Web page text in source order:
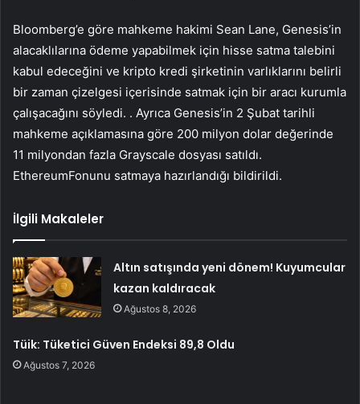
Bloomberg’e göre mahkeme hakimi Sean Lane, Genesis’in
alacaklılarına ödeme yapabilmek için hisse satma talebini
kabul edeceğini ve kripto kredi şirketinin varlıklarını belirli
bir zaman çizelgesi içerisinde satmak için bir aracı kurumla
çalışacağını söyledi. . Ayrıca Genesis’in 2 Şubat tarihli
mahkeme açıklamasına göre 200 milyon dolar değerinde
11 milyondan fazla Grayscale dosyası satıldı.
EthereumFonunu satmaya hazırlandığı bildirildi.
İlgili Makaleler
Altın satışında yeni dönem! Kuyumcular
kazan kaldıracak
Ağustos 8, 2026
Tüik: Tüketici Güven Endeksi 89,8 Oldu
Ağustos 7, 2026